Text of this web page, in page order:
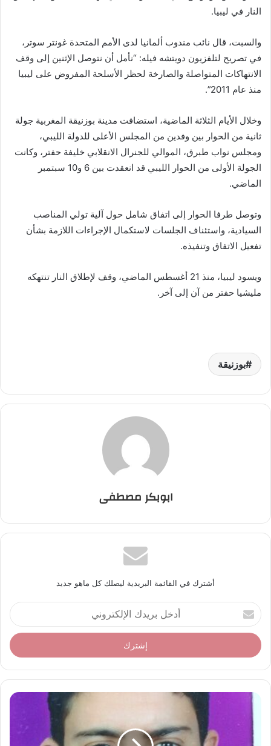
النار في ليبيا.
والسبت، قال نائب مندوب ألمانيا لدى الأمم المتحدة غونتر سوتر،
في تصريح لتلفزيون دويتشه فيله: “نأمل أن نتوصل الإثنين إلى وقف
الانتهاكات المتواصلة والصارخة لحظر الأسلحة المفروض على ليبيا
منذ عام 2011”.
وخلال الأيام الثلاثة الماضية، استضافت مدينة بوزنيقة المغربية جولة
ثانية من الحوار بين وفدين من المجلس الأعلى للدولة الليبي،
ومجلس نواب طبرق، الموالي للجنرال الانقلابي خليفة حفتر، وكانت
الجولة الأولى من الحوار الليبي قد انعقدت بين 6 و10 سبتمبر
الماضي.
وتوصل طرفا الحوار إلى اتفاق شامل حول آلية تولي المناصب
السيادية، واستئناف الجلسات لاستكمال الإجراءات اللازمة بشأن
تفعيل الاتفاق وتنفيذه.
ويسود ليبيا، منذ 21 أغسطس الماضي، وقف لإطلاق النار تنتهكه
مليشيا حفتر من آن إلى آخر.
بوزنيقة
ابوبكر مصطفى
أشترك في القائمة البريدية ليصلك كل ماهو جديد
أ
د
خ
ل
ر
د